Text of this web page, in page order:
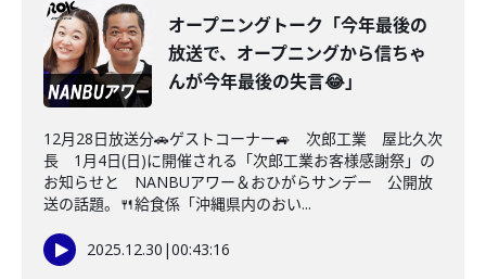
オープニングトーク「今年最後の
放送で、オープニングから信ちゃ
んが今年最後の失言😂」
12月28日放送分🚗ゲストコーナー🚙 次郎工業 屋比久次
長 1月4日(日)に開催される「次郎工業お客様感謝祭」の
お知らせと NANBUアワー＆おひがらサンデー 公開放
送の話題。🍴給食係「沖縄県内のおい...
2025.12.30 |00:43:16